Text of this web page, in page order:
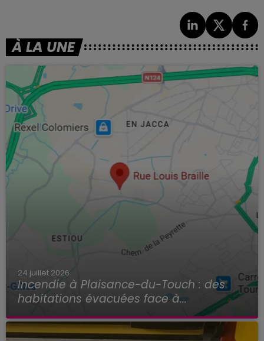
À LA UNE
24 juillet 2026
Incendie à Plaisance-du-Touch : des
habitations évacuées face à...